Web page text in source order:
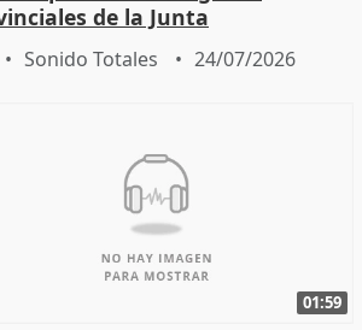
de la Junta
para afrontar los
diálog
Sonido Totales 24/07/2026
01:59